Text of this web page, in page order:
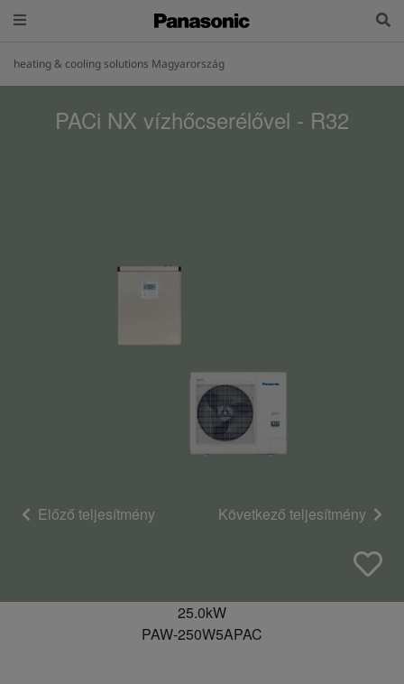
heating & cooling solutions Magyarország
PACi NX vízhőcserélővel - R32
Előző teljesítmény Következő teljesítmény
25.0kW
PAW-250W5APAC